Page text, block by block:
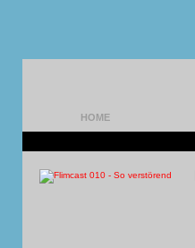
HOME